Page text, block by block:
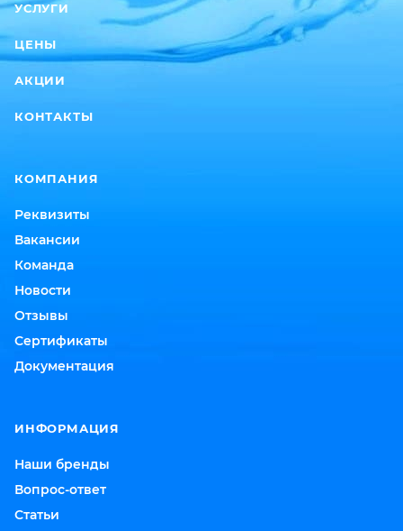
УСЛУГИ
ЦЕНЫ
АКЦИИ
КОНТАКТЫ
КОМПАНИЯ
Реквизиты
Вакансии
Команда
Новости
Отзывы
Сертификаты
Документация
ИНФОРМАЦИЯ
Наши бренды
Вопрос-ответ
Статьи